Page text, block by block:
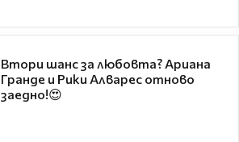
Втори шанс за любовта? Ариана
Гранде и Рики Алварес отново
заедно!😍